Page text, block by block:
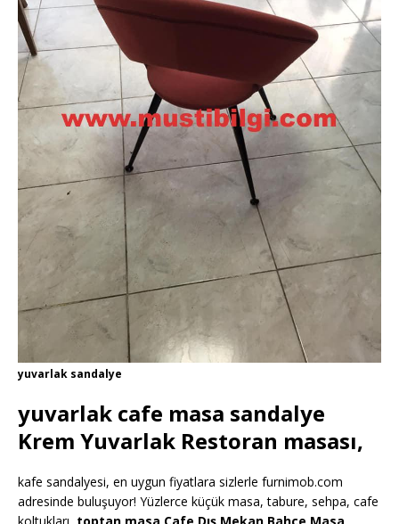
yuvarlak sandalye
yuvarlak cafe masa sandalye
Krem Yuvarlak Restoran masası,
kafe sandalyesi, en uygun fiyatlara sizlerle furnimob.com
adresinde buluşuyor! Yüzlerce küçük masa, tabure, sehpa, cafe